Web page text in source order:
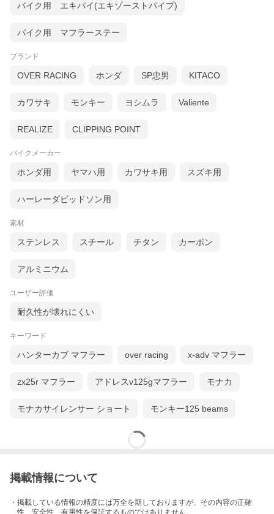
バイク用 エキパイ(エキゾーストパイプ)
バイク用 マフラーステー
ブランド
OVER RACING ホンダ SP忠男 KITACO
カワサキ モンキー ヨシムラ Valiente
REALIZE CLIPPING POINT
バイクメーカー
ホンダ用 ヤマハ用 カワサキ用 スズキ用
ハーレーダビッドソン用
素材
ステンレス スチール チタン カーボン
アルミニウム
ユーザー評価
耐久性が壊れにくい
キーワード
ハンターカブ マフラー over racing x-adv マフラー
zx25r マフラー アドレスv125gマフラー モナカ
モナカサイレンサー ショート モンキー125 beams
掲載情報について
・掲載している情報の精度には万全を期しておりますが、その内容の正確